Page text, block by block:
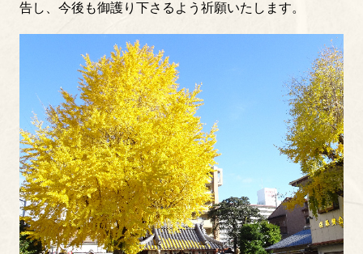
告し、今後も御護り下さるよう祈願いたします。